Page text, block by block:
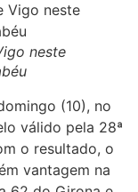
neste
(10), no
válido pela 28ª
o resultado, o
vantagem na